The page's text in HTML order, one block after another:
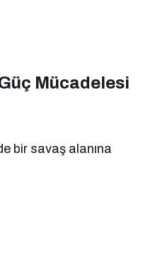
Mücadelesi
bir savaş alanına